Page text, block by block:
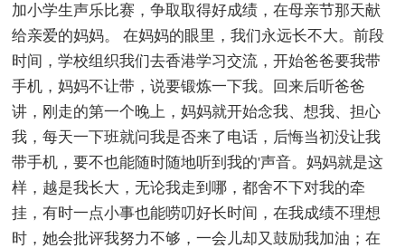
加小学生声乐比赛，争取取得好成绩，在母亲节那天献
给亲爱的妈妈。 在妈妈的眼里，我们永远长不大。前段
时间，学校组织我们去香港学习交流，开始爸爸要我带
手机，妈妈不让带，说要锻炼一下我。回来后听爸爸
讲，刚走的第一个晚上，妈妈就开始念我、想我、担心
我，每天一下班就问我是否来了电话，后悔当初没让我
带手机，要不也能随时随地听到我的'声音。妈妈就是这
样，越是我长大，无论我走到哪，都舍不下对我的牵
挂，有时一点小事也能唠叨好长时间，在我成绩不理想
时，她会批评我努力不够，一会儿却又鼓励我加油；在